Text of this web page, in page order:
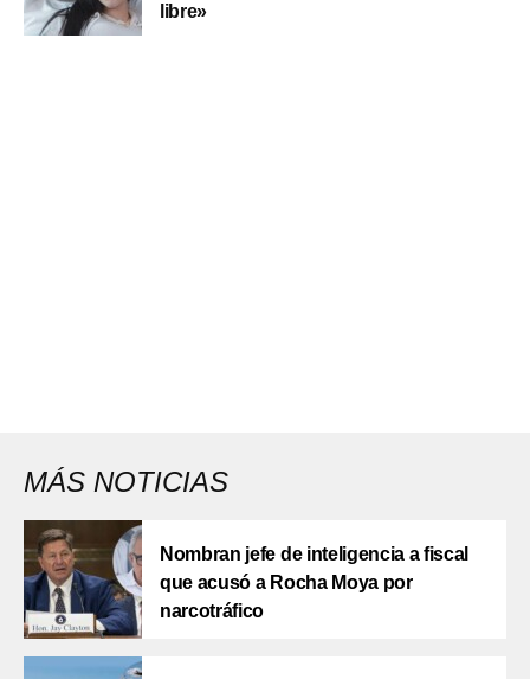
libre»
MÁS NOTICIAS
Nombran jefe de inteligencia a fiscal
que acusó a Rocha Moya por
narcotráfico